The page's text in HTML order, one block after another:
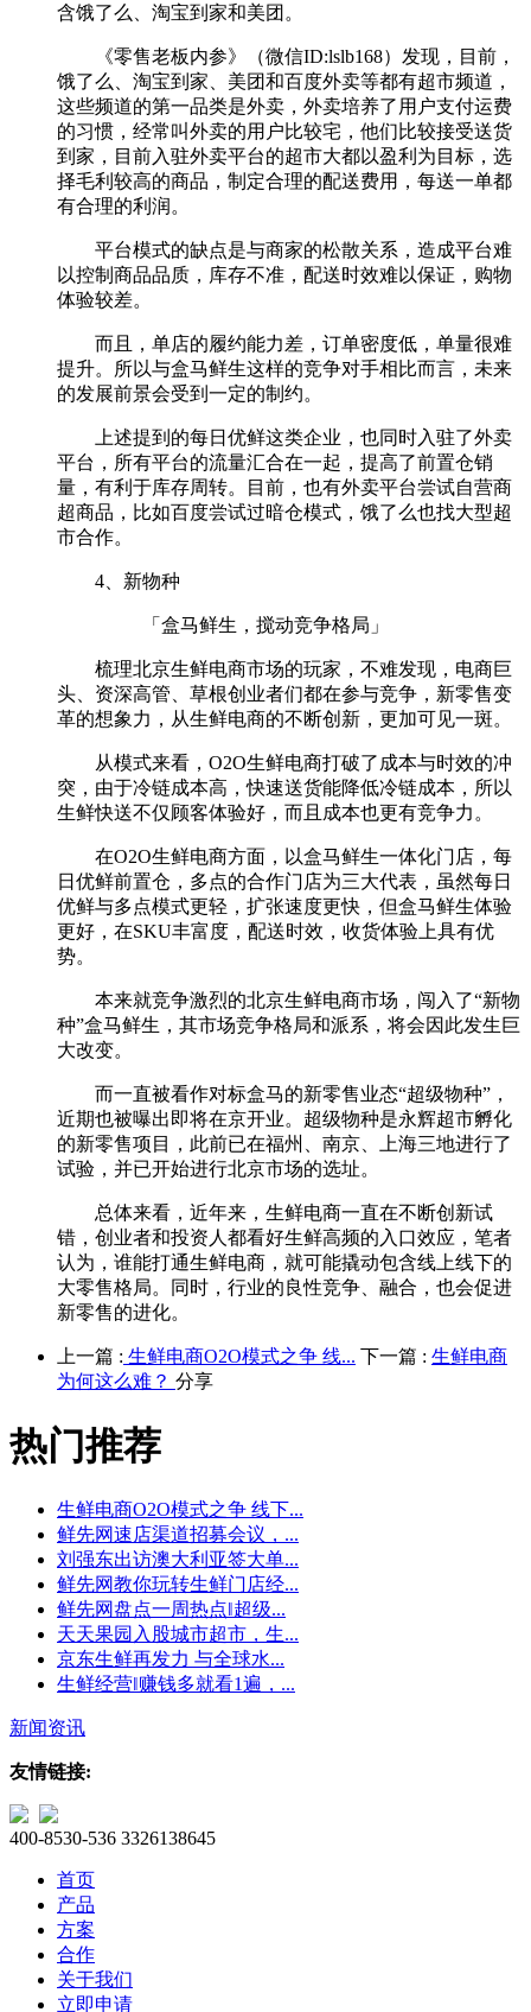
含饿了么、淘宝到家和美团。
《零售老板内参》（微信ID:lslb168）发现，目前，
饿了么、淘宝到家、美团和百度外卖等都有超市频道，
这些频道的第一品类是外卖，外卖培养了用户支付运费
的习惯，经常叫外卖的用户比较宅，他们比较接受送货
到家，目前入驻外卖平台的超市大都以盈利为目标，选
择毛利较高的商品，制定合理的配送费用，每送一单都
有合理的利润。
平台模式的缺点是与商家的松散关系，造成平台难
以控制商品品质，库存不准，配送时效难以保证，购物
体验较差。
而且，单店的履约能力差，订单密度低，单量很难
提升。所以与盒马鲜生这样的竞争对手相比而言，未来
的发展前景会受到一定的制约。
上述提到的每日优鲜这类企业，也同时入驻了外卖
平台，所有平台的流量汇合在一起，提高了前置仓销
量，有利于库存周转。目前，也有外卖平台尝试自营商
超商品，比如百度尝试过暗仓模式，饿了么也找大型超
市合作。
4、新物种
「盒马鲜生，搅动竞争格局」
梳理北京生鲜电商市场的玩家，不难发现，电商巨
头、资深高管、草根创业者们都在参与竞争，新零售变
革的想象力，从生鲜电商的不断创新，更加可见一斑。
从模式来看，O2O生鲜电商打破了成本与时效的冲
突，由于冷链成本高，快速送货能降低冷链成本，所以
生鲜快送不仅顾客体验好，而且成本也更有竞争力。
在O2O生鲜电商方面，以盒马鲜生一体化门店，每
日优鲜前置仓，多点的合作门店为三大代表，虽然每日
优鲜与多点模式更轻，扩张速度更快，但盒马鲜生体验
更好，在SKU丰富度，配送时效，收货体验上具有优
势。
本来就竞争激烈的北京生鲜电商市场，闯入了“新物
种”盒马鲜生，其市场竞争格局和派系，将会因此发生巨
大改变。
而一直被看作对标盒马的新零售业态“超级物种”，
近期也被曝出即将在京开业。超级物种是永辉超市孵化
的新零售项目，此前已在福州、南京、上海三地进行了
试验，并已开始进行北京市场的选址。
总体来看，近年来，生鲜电商一直在不断创新试
错，创业者和投资人都看好生鲜高频的入口效应，笔者
认为，谁能打通生鲜电商，就可能撬动包含线上线下的
大零售格局。同时，行业的良性竞争、融合，也会促进
新零售的进化。
上一篇 : 生鲜电商O2O模式之争 线... 下一篇 : 生鲜电商
为何这么难？ 分享
热门推荐
生鲜电商O2O模式之争 线下...
鲜先网速店渠道招募会议，...
刘强东出访澳大利亚签大单...
鲜先网教你玩转生鲜门店经...
鲜先网盘点一周热点‖超级...
天天果园入股城市超市，生...
京东生鲜再发力 与全球水...
生鲜经营‖赚钱多就看1遍，...
新闻资讯
友情链接:
400-8530-536 3326138645
首页
产品
方案
合作
关于我们
立即申请